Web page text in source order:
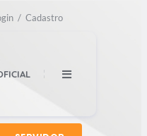
/ Cadastro